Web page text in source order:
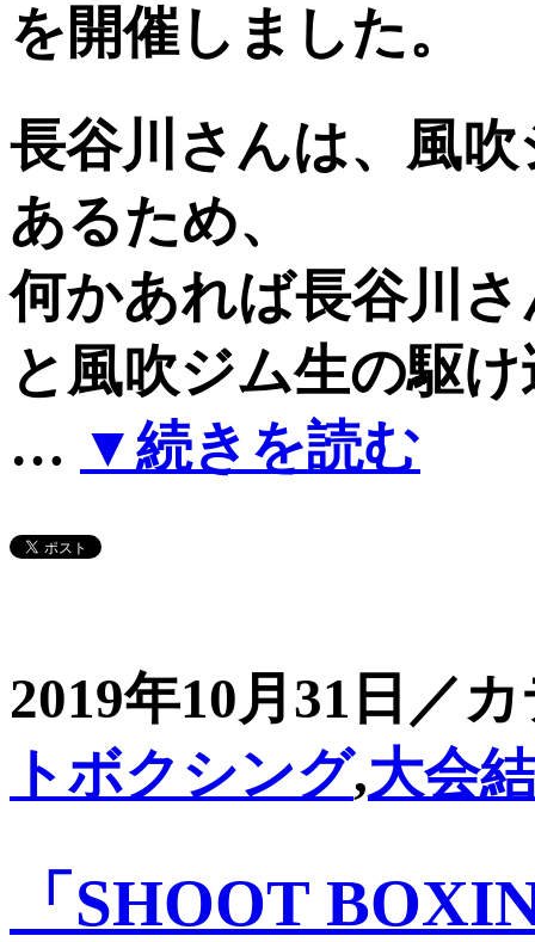
を開催しました。
長谷川さんは、風
あるため、
何かあれば長谷川
と風吹ジム生の駆
… ▼続きを読む
2019年10月31日／
トボクシング,大会
「SHOOT